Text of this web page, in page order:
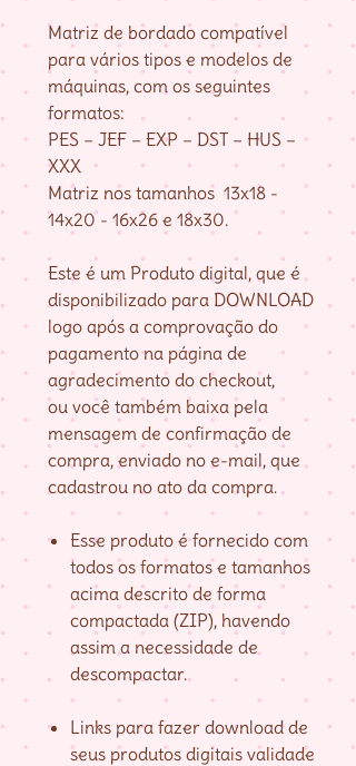
Matriz de bordado compatível
para vários tipos e modelos de
máquinas, com os seguintes
formatos:
PES – JEF – EXP – DST – HUS –
XXX
Matriz nos tamanhos 13x18 -
14x20 - 16x26 e 18x30.
Este é um Produto digital, que é
disponibilizado para DOWNLOAD
logo após a comprovação do
pagamento na página de
agradecimento do checkout,
ou você também baixa pela
mensagem de confirmação de
compra, enviado no e-mail, que
cadastrou no ato da compra.
Esse produto é fornecido com
todos os formatos e tamanhos
acima descrito de forma
compactada (ZIP), havendo
assim a necessidade de
descompactar.
Links para fazer download de
seus produtos digitais validade